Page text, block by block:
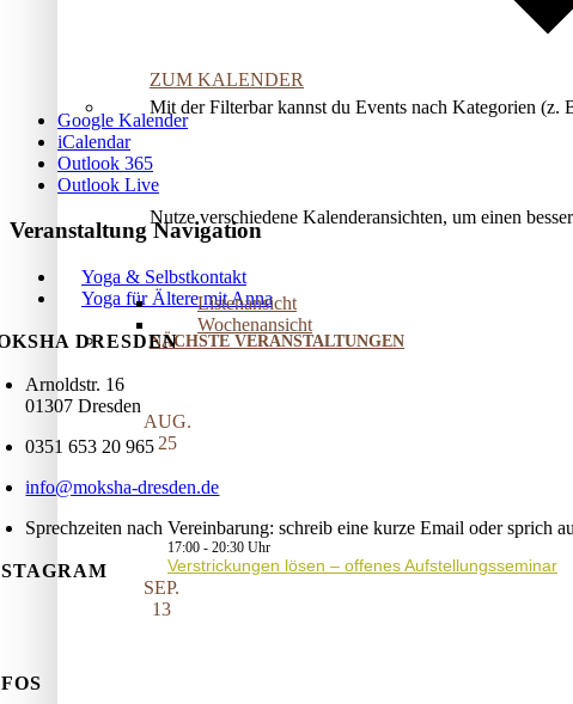
ZUM KALENDER
Mit der Filterbar kannst du Events nach Kategorien
Nutze verschiedene Kalenderansichten, um einen
Listenansicht
Wochenansicht
NÄCHSTE VERANSTALTUNGEN
AUG.
25
17:00 - 20:30
Verstrickungen lösen – offenes Aufstellungsseminar
SEP.
13
Google Kalender
iCalendar
Outlook 365
Outlook Live
Veranstaltung Navigation
Yoga & Selbstkontakt
Yoga für Ältere mit Anna
DRESDEN
Arnoldstr. 16
01307 Dresden
0351 653 20 965
info@moksha-dresden.de
Sprechzeiten nach Vereinbarung: schreib eine kurze Email oder sprich